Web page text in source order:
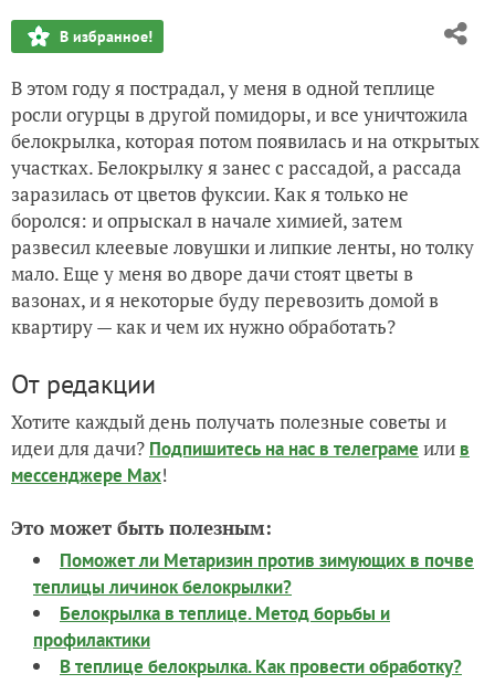
В избранное!
В этом году я пострадал, у меня в одной теплице
росли огурцы в другой помидоры, и все уничтожила
белокрылка, которая потом появилась и на открытых
участках. Белокрылку я занес с рассадой, а рассада
заразилась от цветов фуксии. Как я только не
боролся: и опрыскал в начале химией, затем
развесил клеевые ловушки и липкие ленты, но толку
мало. Еще у меня во дворе дачи стоят цветы в
вазонах, и я некоторые буду перевозить домой в
квартиру — как и чем их нужно обработать?
От редакции
Хотите каждый день получать полезные советы и
идеи для дачи? Подпишитесь на нас в телеграме или в
мессенджере Max!
Это может быть полезным:
Поможет ли Метаризин против зимующих в почве
теплицы личинок белокрылки?
Белокрылка в теплице. Метод борьбы и
профилактики
В теплице белокрылка. Как провести обработку?